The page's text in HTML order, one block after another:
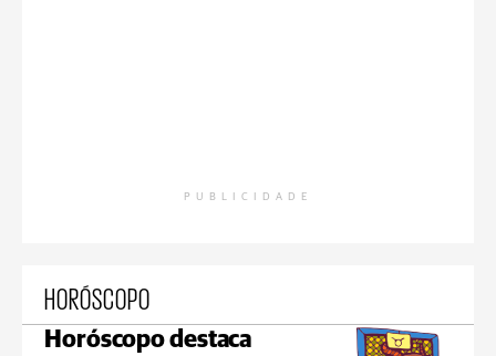
PUBLICIDADE
HORÓSCOPO
Horóscopo destaca